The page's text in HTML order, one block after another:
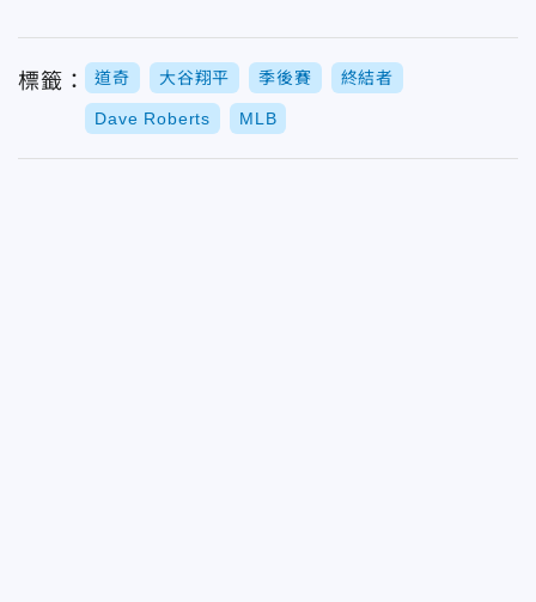
標籤： 道奇 大谷翔平 季後賽 終結者
Dave Roberts MLB